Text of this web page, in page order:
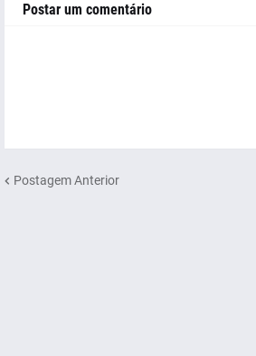
Postar um comentário
Postagem Anterior